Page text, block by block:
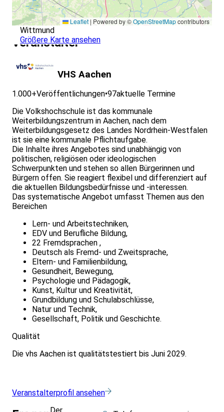
Leaflet | Powered by ©OpenStreetMapcontributors
Wittmund
Größere Karte ansehen
Veranstalter
VHS Aachen
1.000+Veröffentlichungen•97aktuelle Termine
Die Volkshochschule ist das kommunale
Weiterbildungszentrum in Aachen, nach dem
Weiterbildungsgesetz des Landes Nordrhein-Westfalen
ist sie eine kommunale Pflichtaufgabe.
Die Inhalte ihres Angebotes sind unabhängig von
politischen, religiösen oder ideologischen
Schwerpunkten und stehen so allen Bürgerinnen und
Bürgern offen. Sie reagiert flexibel und differenziert auf
die aktuellen Bildungsbedürfnisse und -interessen.
Das systematische Angebot umfasst Themen aus den
Bereichen
Lern- und Arbeitstechniken,
EDV und Berufliche Bildung,
22 Fremdsprachen ,
Deutsch als Fremd- und Zweitsprache,
Eltern- und Familienbildung,
Gesundheit, Bewegung,
Psychologie und Pädagogik,
Kunst, Kultur und Kreativität,
Grundbildung und Schulabschlüsse,
Natur und Technik,
Gesellschaft, Politik und Geschichte.
Qualität
Die vhs Aachen ist qualitätstestiert bis Juni 2029.
Veranstalterprofil ansehen